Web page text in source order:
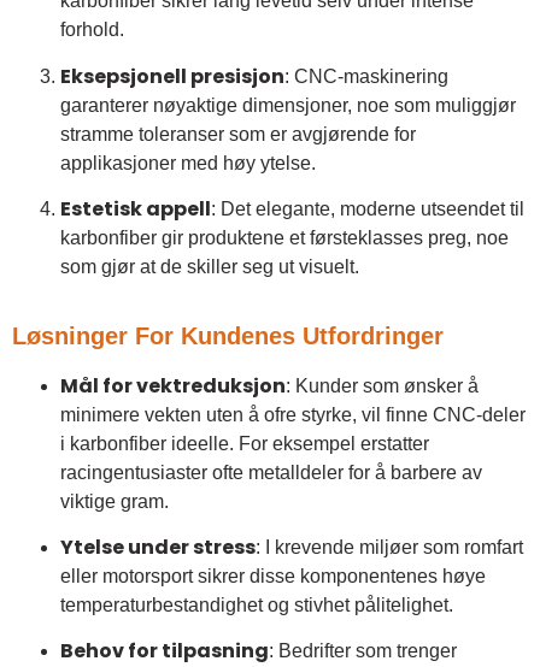
forhold.
Eksepsjonell presisjon: CNC-maskinering
garanterer nøyaktige dimensjoner, noe som muliggjør
stramme toleranser som er avgjørende for
applikasjoner med høy ytelse.
Estetisk appell: Det elegante, moderne utseendet til
karbonfiber gir produktene et førsteklasses preg, noe
som gjør at de skiller seg ut visuelt.
Løsninger For Kundenes Utfordringer
Mål for vektreduksjon: Kunder som ønsker å
minimere vekten uten å ofre styrke, vil finne CNC-deler
i karbonfiber ideelle. For eksempel erstatter
racingentusiaster ofte metalldeler for å barbere av
viktige gram.
Ytelse under stress: I krevende miljøer som romfart
eller motorsport sikrer disse komponentenes høye
temperaturbestandighet og stivhet pålitelighet.
Behov for tilpasning: Bedrifter som trenger